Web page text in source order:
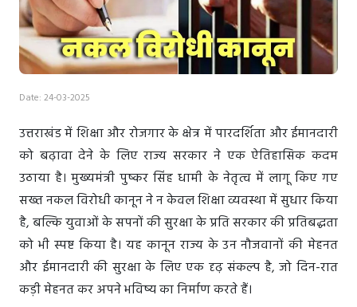
Date: 24-03-2025
उत्तराखंड में शिक्षा और रोजगार के क्षेत्र में पारदर्शिता और ईमानदारी
को बढ़ावा देने के लिए राज्य सरकार ने एक ऐतिहासिक कदम
उठाया है। मुख्यमंत्री पुष्कर सिंह धामी के नेतृत्व में लागू किए गए
सख्त नकल विरोधी कानून ने न केवल शिक्षा व्यवस्था में सुधार किया
है, बल्कि युवाओं के सपनों की सुरक्षा के प्रति सरकार की प्रतिबद्धता
को भी स्पष्ट किया है। यह कानून राज्य के उन नौजवानों की मेहनत
और ईमानदारी की सुरक्षा के लिए एक दृढ़ संकल्प है, जो दिन-रात
कड़ी मेहनत कर अपने भविष्य का निर्माण करते हैं।